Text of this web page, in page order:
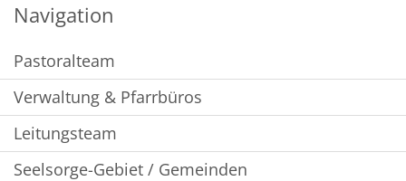
Navigation
Pastoralteam
Verwaltung & Pfarrbüros
Leitungsteam
Seelsorge-Gebiet / Gemeinden